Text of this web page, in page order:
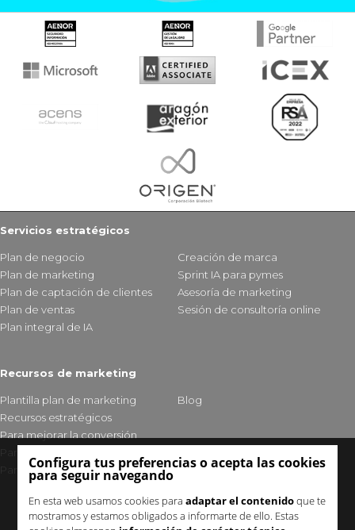
Configura tus preferencias o acepta las cookies
para seguir navegando
En esta web usamos cookies para adaptar el contenidoque te
mostramos y estamos obligados a informarte de ello. Estas
Servicios estratégicos
Plan de negocio
Plan de marketing
Plan de captación de clientes
Plan de ventas
Plan integral de IA
Creación de marca
Sprint IA para pymes
Asesoría de marketing
Sesión de consultoría online
Recursos de marketing
Plantilla plan de marketing
Recursos estratégicos
Para mejorar la conversión
Para mejorar tu visibilidad
Blog